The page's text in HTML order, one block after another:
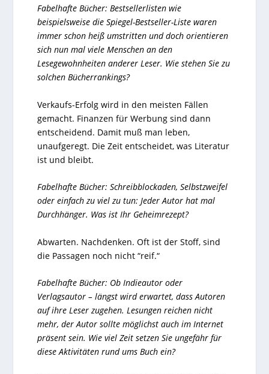
Fabelhafte Bücher: Bestsellerlisten wie
beispielsweise dieSpiegel-Bestseller-Liste waren
immer schon heiß umstritten und doch orientieren
sich nun mal viele Menschen an den
Lesegewohnheiten anderer Leser. Wie stehen Sie zu
solchen Bücherrankings?
Verkaufs-Erfolg wird in den meisten Fällen
gemacht. Finanzen für Werbung sind dann
entscheidend. Damit muß man leben,
unaufgeregt. Die Zeit entscheidet, was Literatur
ist und bleibt.
Fabelhafte Bücher: Schreibblockaden, Selbstzweifel
oder einfach zu viel zu tun: Jeder Autor hat mal
Durchhänger. Was ist Ihr Geheimrezept?
Abwarten. Nachdenken. Oft ist der Stoff, sind
die Passagen noch nicht “reif.“
Fabelhafte Bücher: Ob Indieautor oder
Verlagsautor – längst wird erwartet, dass Autoren
auf ihre Leser zugehen. Lesungen reichen nicht
mehr, der Autor sollte möglichst auch im Internet
präsent sein. Wie viel Zeit setzen Sie ungefähr für
diese Aktivitäten rund ums Buch ein?